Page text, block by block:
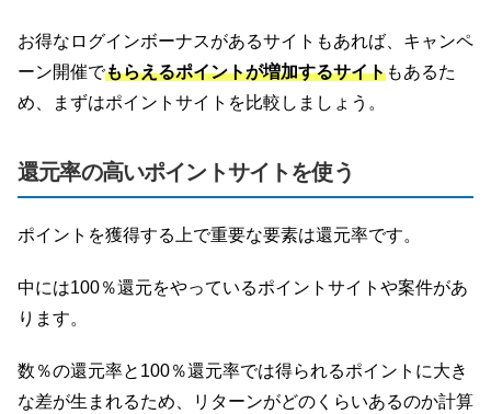
お得なログインボーナスがあるサイトもあれば、キャンペ
ーン開催でもらえるポイントが増加するサイトもあるた
め、まずはポイントサイトを比較しましょう。
還元率の高いポイントサイトを使う
ポイントを獲得する上で重要な要素は還元率です。
中には100％還元をやっているポイントサイトや案件があ
ります。
数％の還元率と100％還元率では得られるポイントに大き
な差が生まれるため、リターンがどのくらいあるのか計算